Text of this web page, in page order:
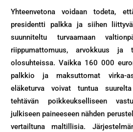
Yhteenvetona voidaan todeta,
presidentti palkka ja siihen
suunniteltu turvaamaan
riippumattomuus, arvokkuus ja
olosuhteissa. Vaikka 160 000
palkkio ja maksuttomat virka-
eläketurva voivat tuntua
tehtävän poikkeukselliseen
julkiseen paineeseen nähden
vertailtuna maltillisia.